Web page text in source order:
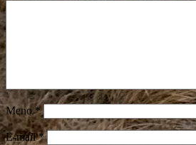
Meno*
E-mail*